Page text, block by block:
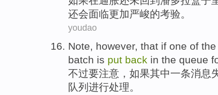
还会面临更加严峻的考验。
youdao
Note, however, that if one of
batch is put back in the queue
不过要注意 ， 如果其中一条消息
队列 进行处理。